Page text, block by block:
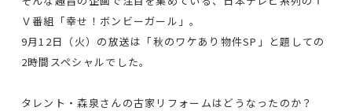
Ｖ番組「幸せ！ボンビーガール」。
9月12日（火）の放送は「秋のワケあり物件SP」と題しての
2時間スペシャルでした。
タレント・森泉さんの古家リフォームはどうなったのか？